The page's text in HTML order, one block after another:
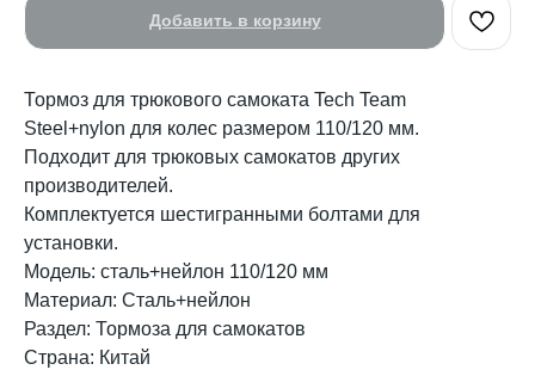
Добавить в корзину
Тормоз для трюкового самоката Tech Team
Steel+nylon для колес размером 110/120 мм.
Подходит для трюковых самокатов других
производителей.
Комплектуется шестигранными болтами для
установки.
Модель: сталь+нейлон 110/120 мм
Материал: Сталь+нейлон
Раздел: Тормоза для самокатов
Страна: Китай